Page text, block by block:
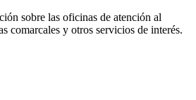
sobre las oficinas de atención al
comarcales y otros servicios de interés.